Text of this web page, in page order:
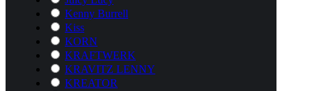
Kenny Burrell
Kiss
KORN
KRAFTWERK
KRAVITZ LENNY
KREATOR